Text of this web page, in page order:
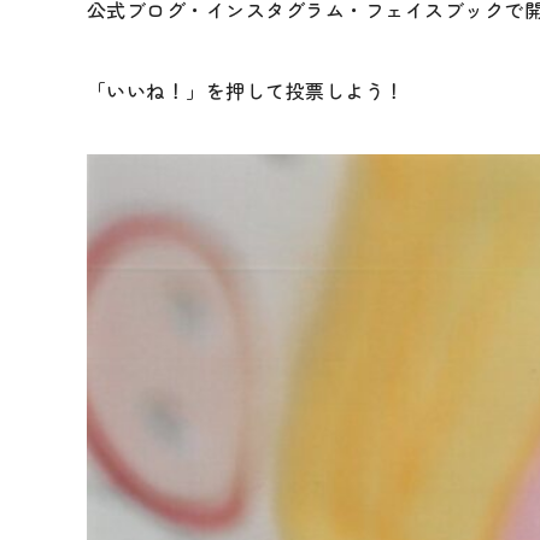
公式ブログ・インスタグラム・フェイスブックで
「いいね！」を押して投票しよう！